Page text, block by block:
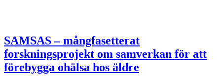
SAMSAS – mångfasetterat
forskningsprojekt om samverkan för att
förebygga ohälsa hos äldre